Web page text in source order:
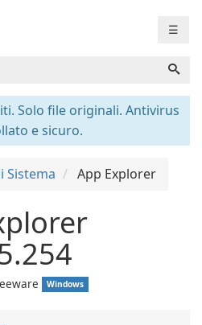
☰
Solo file originali. Antivirus
e sicuro.
Sistema App Explorer
Windows